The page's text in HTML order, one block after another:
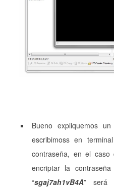
Bueno expliquemos
escribimoss en
contraseña, en el
encriptar la
“sgaj7ah1vB4A” será